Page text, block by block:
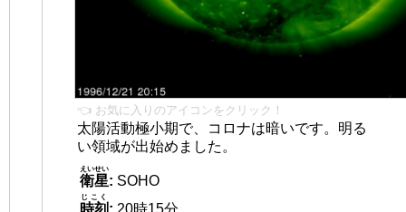
👈 お気に入りのアイコンをクリック！
太陽活動極小期で、コロナは暗いです。明る
い領域が出始めました。
衛星
えいせい
: SOHO
時刻
じこく
: 20時15分